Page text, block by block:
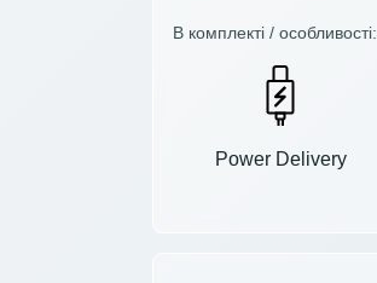
В комплекті / особливості:
Power Delivery